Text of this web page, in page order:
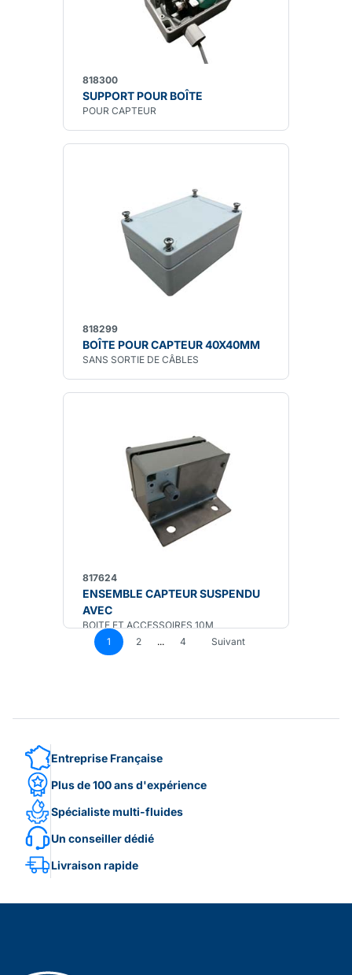
818300
SUPPORT POUR BOÎTE
POUR CAPTEUR
818299
BOÎTE POUR CAPTEUR 40X40MM
SANS SORTIE DE CÂBLES
817624
ENSEMBLE CAPTEUR SUSPENDU
AVEC
BOITE ET ACCESSOIRES 10M
1
2 ... 4 Suivant
Entreprise Française
Plus de 100 ans d'expérience
Spécialiste multi-fluides
Un conseiller dédié
Livraison rapide